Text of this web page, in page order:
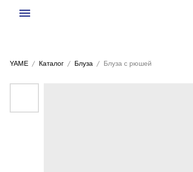
YAME Каталог Блуза Блуза с рюшей